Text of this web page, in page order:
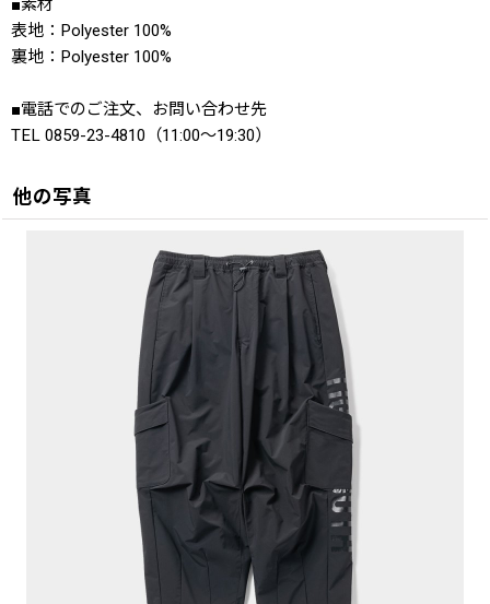
表地：Polyester 100%
裏地：Polyester 100%
■電話でのご注文、お問い合わせ先
TEL 0859-23-4810（11:00〜19:30）
他の写真